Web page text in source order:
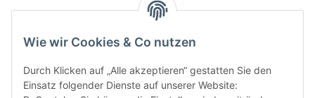
Wie wir Cookies & Co nutzen
Durch Klicken auf „Alle akzeptieren“ gestatten Sie den
Einsatz folgender Dienste auf unserer Website:
Kategorien